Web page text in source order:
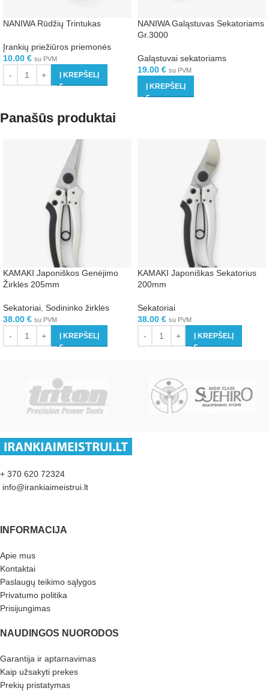
NANIWA Rūdžių Trintukas
Įrankių priežiūros priemonės
10.00 € su PVM
Į KREPŠELĮ
NANIWA Galąstuvas Sekatoriams
Gr.3000
Galąstuvai sekatoriams
19.00 € su PVM
Į KREPŠELĮ
Panašūs produktai
KAMAKI Japoniškos Genėjimo
Žirklės 205mm
Sekatoriai Sodininko žirklės
38.00 € su PVM
Į KREPŠELĮ
KAMAKI Japoniškas Sekatorius
200mm
Sekatoriai
38.00 € su PVM
Į KREPŠELĮ
+ 370 620 72324
info@irankiaimeistrui.lt
INFORMACIJA
Apie mus
Kontaktai
Paslaugų teikimo sąlygos
Privatumo politika
Prisijungimas
NAUDINGOS NUORODOS
Garantija ir aptarnavimas
Kaip užsakyti prekes
Prekių pristatymas